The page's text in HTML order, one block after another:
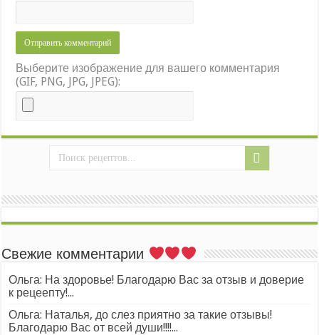
Выберите изображение для вашего комментария
(GIF, PNG, JPG, JPEG):
Свежие комментарии
Ольга: На здоровье! Благодарю Вас за отзыв и доверие
к рецеепту!...
Ольга: Наталья, до слез приятно за такие отзывы!
Благодарю Вас от всей души!!!!...